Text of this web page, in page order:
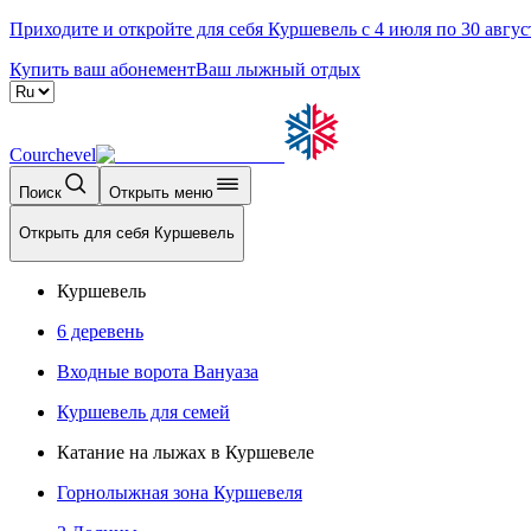
Приходите и откройте для себя Куршевель с 4 июля по 30
Купить ваш абонементВаш лыжный отдых
Courchevel
Поиск Открыть меню
Открыть для себя Куршевель
Куршевель
6 деревень
Входные ворота Вануаза
Куршевель для семей
Катание на лыжах в Куршевеле
Горнолыжная зона Куршевеля